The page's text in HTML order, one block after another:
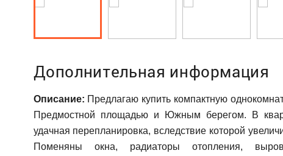
Дополнительная информация
Описание: Предлагаю купить компактную
Предмостной площадью и Южным берегом. В
удачная перепланировка, вследствие которой
Поменяны окна, радиаторы отопления,